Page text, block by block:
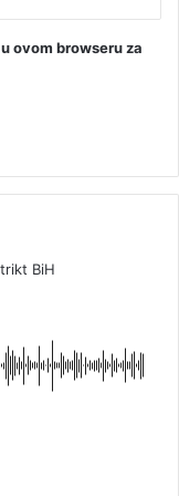
ovom browseru za
BiH